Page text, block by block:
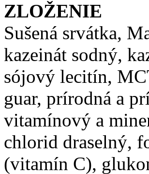
ZLOŽENIE
Sušená srvátka,
kazeinát sodný,
sójový lecitín,
guar, prírodná a
vitamínový a
chlorid draselný,
(vitamín C),